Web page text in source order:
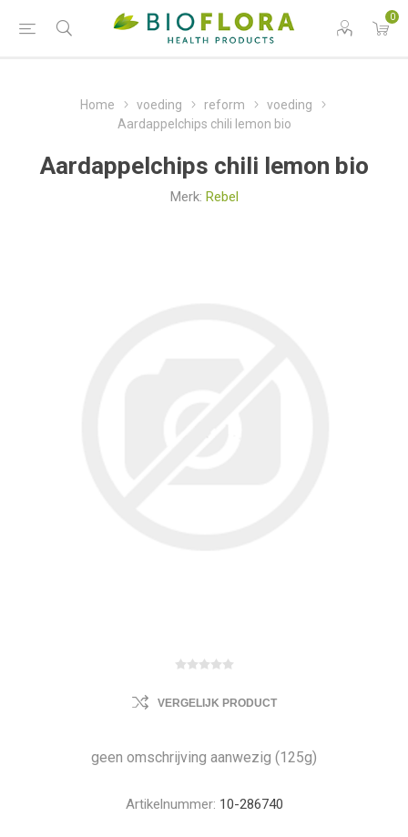
0
Home voeding reform
voeding
Aardappelchips chili lemon bio
Aardappelchips chili lemon bio
Merk: Rebel
VERGELIJK PRODUCT
geen omschrijving aanwezig (125g)
Artikelnummer: 10-286740